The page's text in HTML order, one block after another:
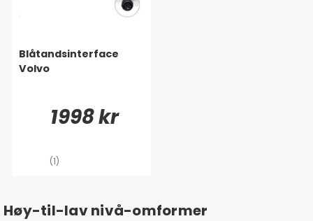
Blåtandsinterface
Volvo
1998 kr
(1)
Høy-til-lav nivå-omformer